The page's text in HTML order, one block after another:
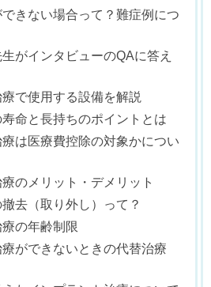
きない場合って？難症例につ
がインタビューのQAに答え
で使用する設備を解説
命と長持ちのポイントとは
は医療費控除の対象かについ
のメリット・デメリット
去（取り外し）って？
の年齢制限
ができないときの代替治療